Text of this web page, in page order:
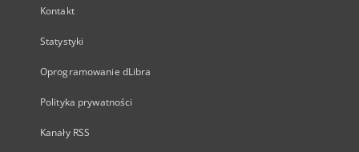
Kontakt
Statystyki
Oprogramowanie dLibra
Polityka prywatności
Kanały RSS